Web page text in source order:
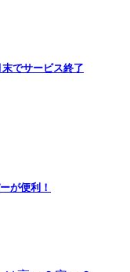
末でサービス終了
が便利！